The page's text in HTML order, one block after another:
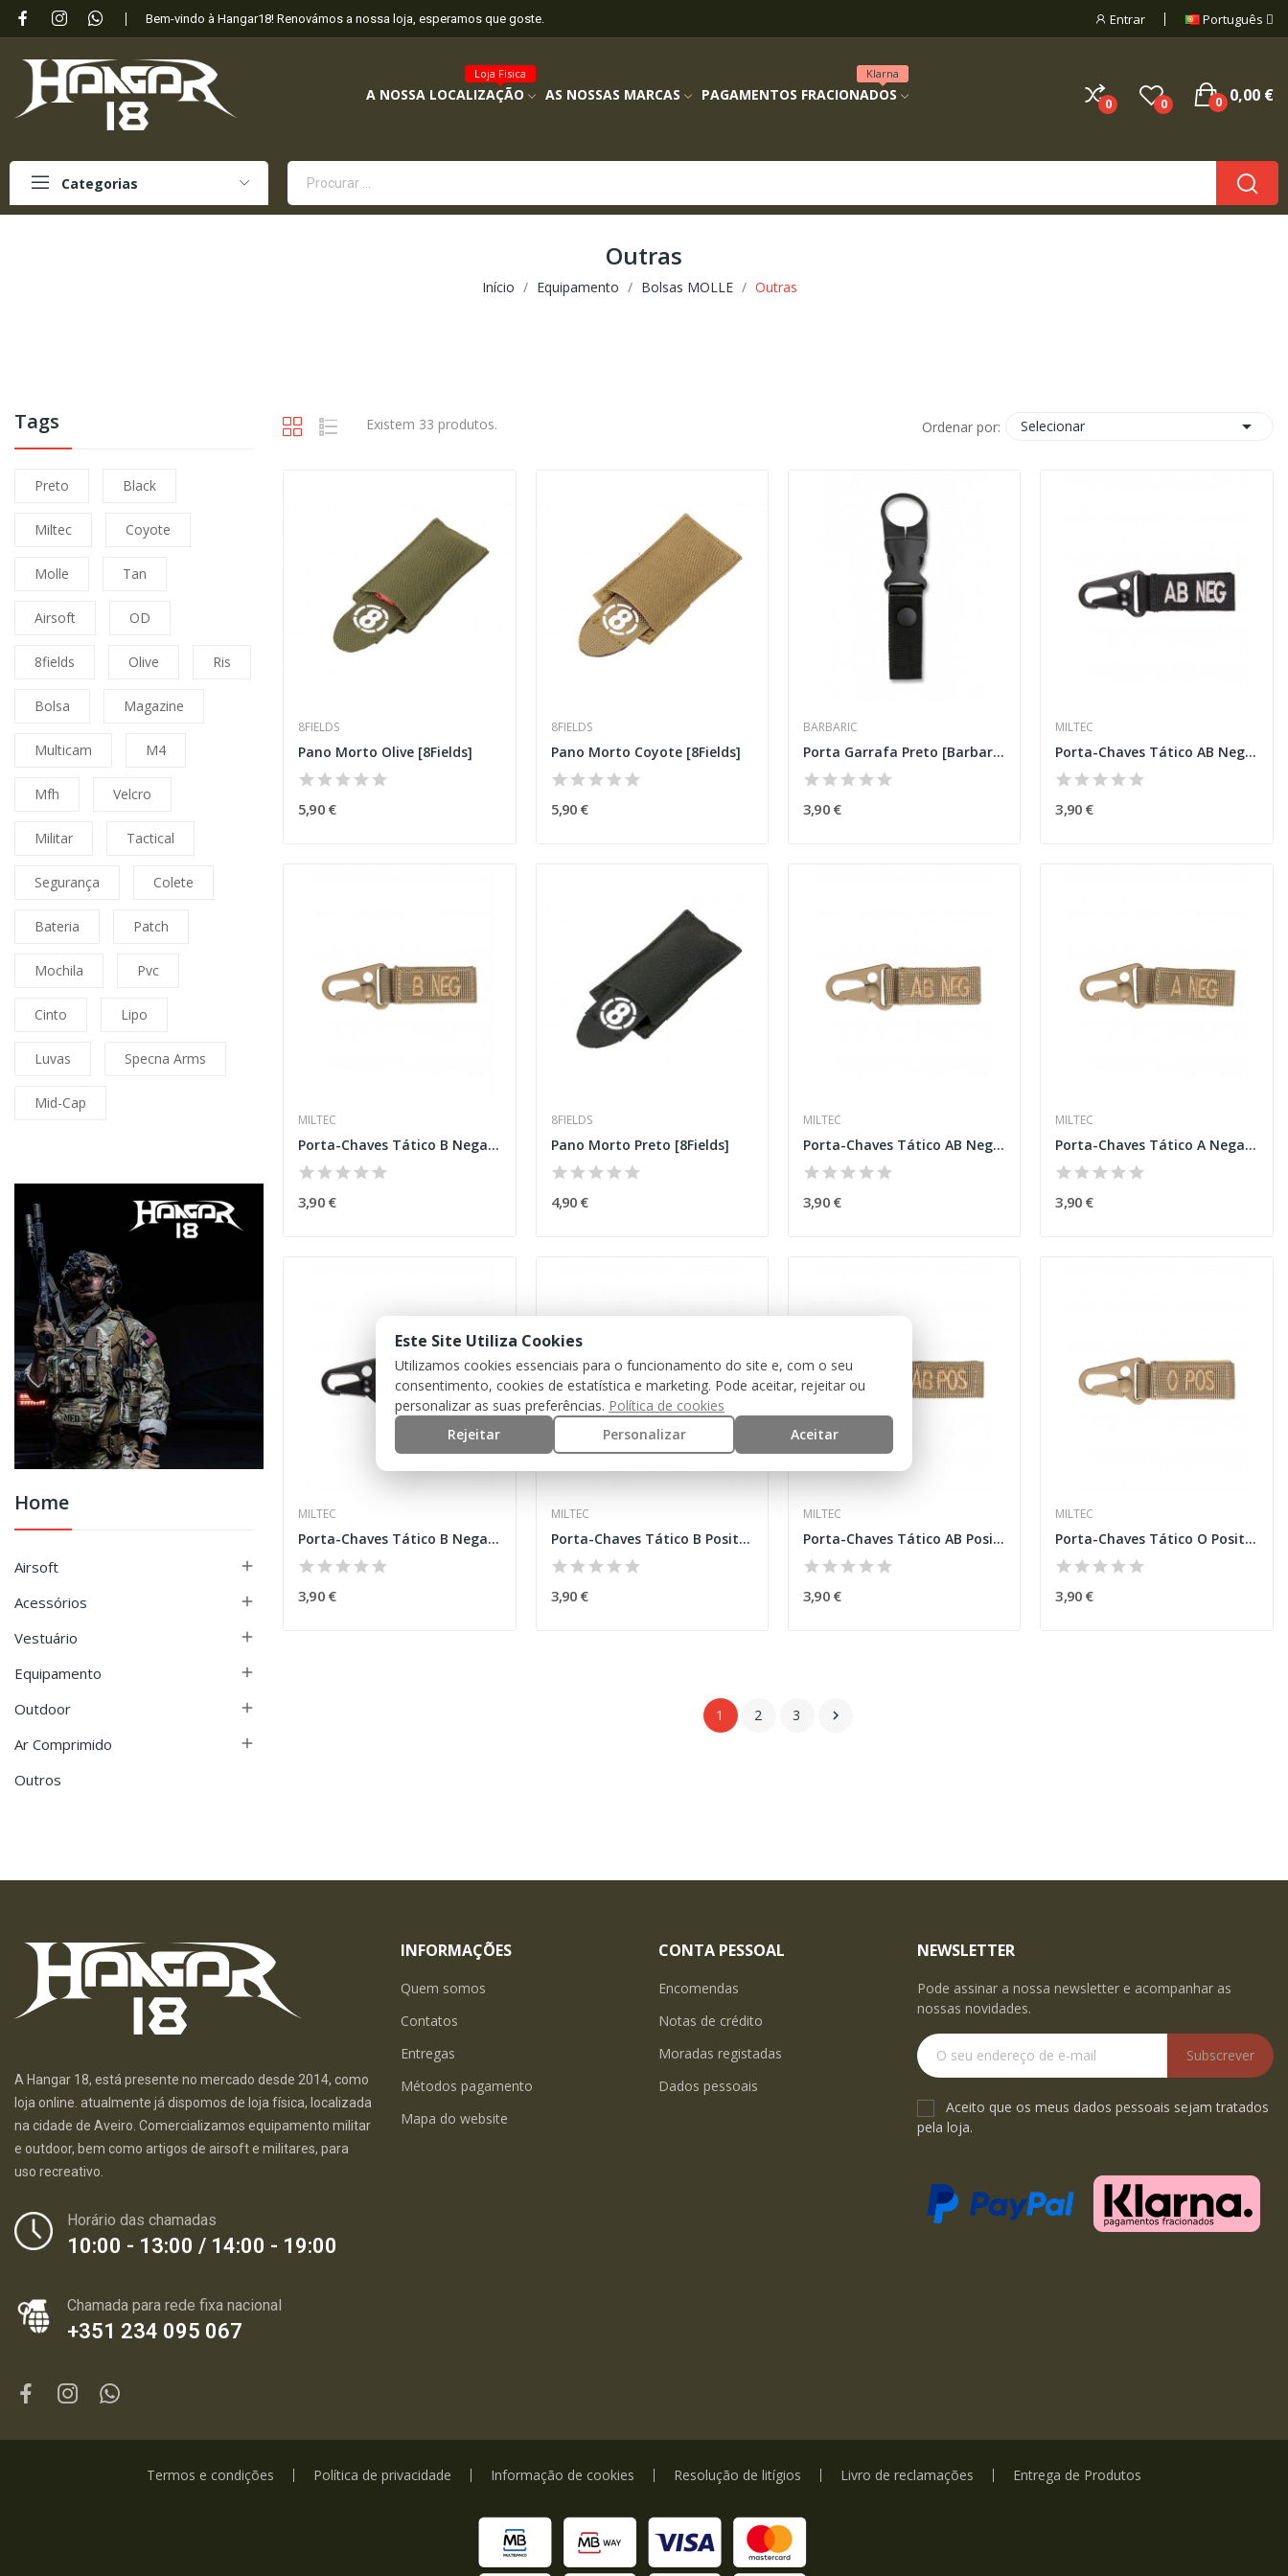
Bem-vindo à Hangar18! Renovámos a nossa loja, esperamos que goste. Entrar Português
A NOSSA LOCALIZAÇÃO
Loja Fisica
AS NOSSAS MARCAS PAGAMENTOS FRACIONADOS
Klarna
0 0 0,00 €
0
Categorias
Outras
Início Equipamento Bolsas MOLLE Outras
Tags
Preto Black
Miltec Coyote
Molle Tan
Airsoft OD
8fields Olive Ris
Bolsa Magazine
Multicam M4
Mfh Velcro
Militar Tactical
Segurança Colete
Bateria Patch
Mochila Pvc
Cinto Lipo
Luvas Specna Arms
Mid-Cap
Home
Airsoft 
Acessórios 
Vestuário 
Equipamento 
Outdoor 
Ar Comprimido 
Outros
Existem 33 produtos. Ordenar por: Selecionar 
8FIELDS
Pano Morto Olive [8Fields]
5,90 €
8FIELDS
Pano Morto Coyote [8Fields]
5,90 €
BARBARIC
Porta Garrafa Preto [Barbaric]
3,90 €
MILTEC
Porta-Chaves Tático AB Negativo Preto
3,90 €
MILTEC
Porta-Chaves Tático B Negativo Coyote
3,90 €
8FIELDS
Pano Morto Preto [8Fields]
4,90 €
MILTEC
Porta-Chaves Tático AB Negativo Coyote
3,90 €
MILTEC
Porta-Chaves Tático A Negativo Coyote [Miltec]
3,90 €
MILTEC
Porta-Chaves Tático B Negativo Preto
3,90 €
MILTEC
Porta-Chaves Tático B Positivo Coyote [Miltec]
3,90 €
MILTEC
Porta-Chaves Tático AB Positivo Coyote [Miltec]
3,90 €
MILTEC
Porta-Chaves Tático O Positivo Coyote [Miltec]
3,90 €
1 2 3 
A Hangar 18, está presente no mercado desde 2014, como
loja online. atualmente já dispomos de loja física, localizada
na cidade de Aveiro. Comercializamos equipamento militar
e outdoor, bem como artigos de airsoft e militares, para
uso recreativo.
Horário das chamadas
10:00 - 13:00 / 14:00 - 19:00
Chamada para rede fixa nacional
+351 234 095 067
INFORMAÇÕES
Quem somos
Contatos
Entregas
Métodos pagamento
Mapa do website
CONTA PESSOAL
Encomendas
Notas de crédito
Moradas registadas
Dados pessoais
NEWSLETTER
Pode assinar a nossa newsletter e acompanhar as
nossas novidades.
Subscrever
Aceito que os meus dados pessoais sejam tratados
pela loja.
Termos e condições Política de privacidade Informação de cookies Resolução de litígios Livro de reclamações Entrega de Produtos
Este Site Utiliza Cookies
Utilizamos cookies essenciais para o funcionamento do site e, com o seu
consentimento, cookies de estatística e marketing. Pode aceitar, rejeitar ou
personalizar as suas preferências. Política de cookies
Rejeitar
Personalizar Aceitar